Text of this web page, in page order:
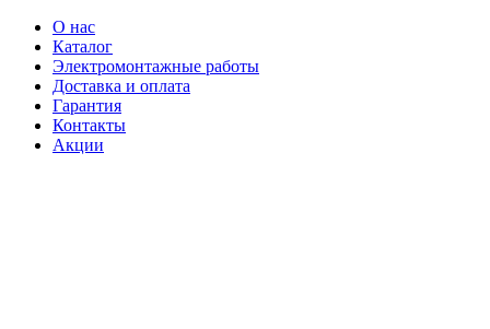
О нас
Каталог
Электромонтажные работы
Доставка и оплата
Гарантия
Контакты
Акции